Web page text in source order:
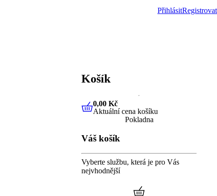
PřihlásitRegistrovat
Košík
0,00 KčAktuální cena košíku
0,00 Kč
Aktuální cena košíku
Pokladna
Váš košík
Vyberte službu, která je pro Vás
nejvhodnější